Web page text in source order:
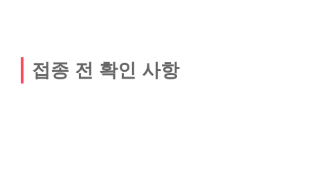
접종 전 확인 사항